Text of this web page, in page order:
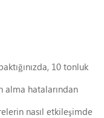
10 tonluk
alma hatalarından
nasıl etkileşimde